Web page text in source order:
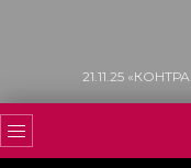
15.11.25